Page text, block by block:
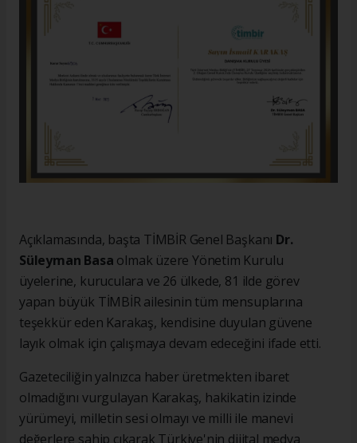
Açıklamasında, başta TİMBİR Genel Başkanı Dr.
Süleyman Basa olmak üzere Yönetim Kurulu
üyelerine, kuruculara ve 26 ülkede, 81 ilde görev
yapan büyük TİMBİR ailesinin tüm mensuplarına
teşekkür eden Karakaş, kendisine duyulan güvene
layık olmak için çalışmaya devam edeceğini ifade etti.
Gazeteciliğin yalnızca haber üretmekten ibaret
olmadığını vurgulayan Karakaş, hakikatin izinde
yürümeyi, milletin sesi olmayı ve milli ile manevi
değerlere sahip çıkarak Türkiye'nin dijital medya